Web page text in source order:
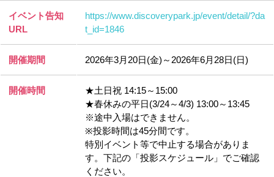
イベント告知
URL
https://www.discoverypark.jp/event/detail/?da
t_id=1846
開催期間 2026年3月20日(金)～2026年6月28日(日)
開催時間
★土日祝 14:15～15:00
★春休みの平日(3/24～4/3) 13:00～13:45
※途中入場はできません。
※投影時間は45分間です。
特別イベント等で中止する場合がありま
す。下記の「投影スケジュール」でご確認
ください。